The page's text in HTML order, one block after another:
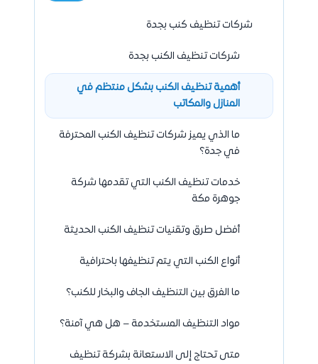
شركات تنظيف كنب بجدة
شركات تنظيف الكنب بجدة
أهمية تنظيف الكنب بشكل منتظم في
المنازل والمكاتب
ما الذي يميز شركات تنظيف الكنب المحترفة
في جدة؟
خدمات تنظيف الكنب التي تقدمها شركة
جوهرة مكة
أفضل طرق وتقنيات تنظيف الكنب الحديثة
أنواع الكنب التي يتم تنظيفها باحترافية
ما الفرق بين التنظيف الجاف والبخار للكنب؟
مواد التنظيف المستخدمة – هل هي آمنة؟
متى تحتاج إلى الاستعانة بشركة تنظيف